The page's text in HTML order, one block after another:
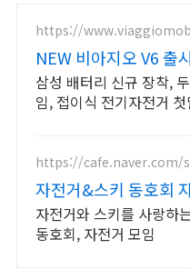
https://
NEW 비아지오 V6 출
가뿐하게 자전거마련
삼성 배터리 신규 장착,
임, 접이식 전기자전거
https://cafe.naver.com/
자전거&스키 동호회
자전거와 스키를 사랑하
동호회, 자전거 모임